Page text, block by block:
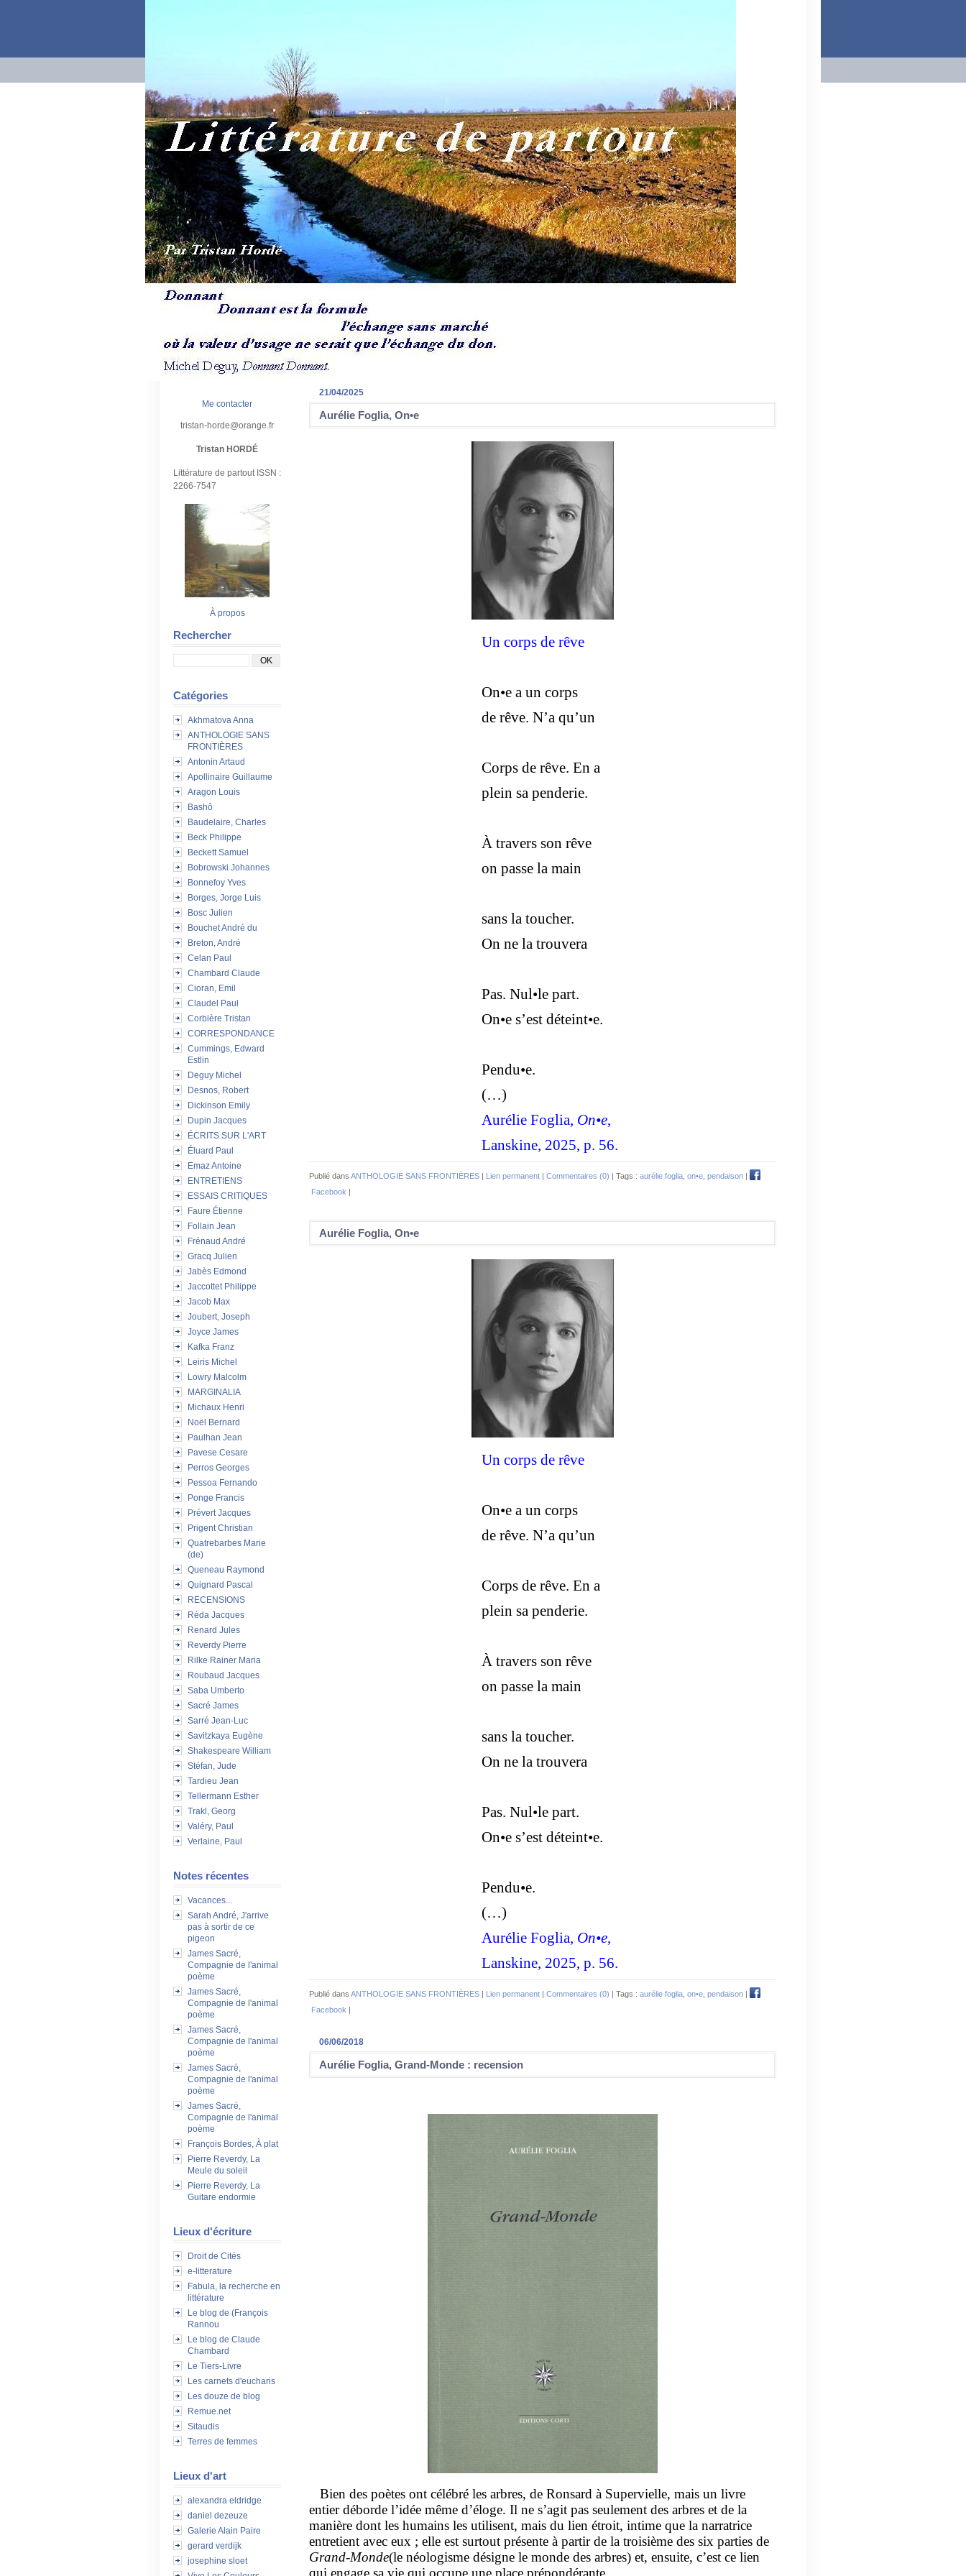
Me contacter
tristan-horde@orange.fr
Tristan HORDÉ
Littérature de partout ISSN :
2266-7547
À propos
Rechercher
Catégories
Akhmatova Anna
ANTHOLOGIE SANS
FRONTIÈRES
Antonin Artaud
Apollinaire Guillaume
Aragon Louis
Bashô
Baudelaire, Charles
Beck Philippe
Beckett Samuel
Bobrowski Johannes
Bonnefoy Yves
Borges, Jorge Luis
Bosc Julien
Bouchet André du
Breton, André
Celan Paul
Chambard Claude
Cioran, Emil
Claudel Paul
Corbière Tristan
CORRESPONDANCE
Cummings, Edward
Estlin
Deguy Michel
Desnos, Robert
Dickinson Emily
Dupin Jacques
ÉCRITS SUR L'ART
Éluard Paul
Emaz Antoine
ENTRETIENS
ESSAIS CRITIQUES
Faure Étienne
Follain Jean
Frénaud André
Gracq Julien
Jabès Edmond
Jaccottet Philippe
Jacob Max
Joubert, Joseph
Joyce James
Kafka Franz
Leiris Michel
Lowry Malcolm
MARGINALIA
Michaux Henri
Noël Bernard
Paulhan Jean
Pavese Cesare
Perros Georges
Pessoa Fernando
Ponge Francis
Prévert Jacques
Prigent Christian
Quatrebarbes Marie
(de)
Queneau Raymond
Quignard Pascal
RECENSIONS
Réda Jacques
Renard Jules
Reverdy Pierre
Rilke Rainer Maria
Roubaud Jacques
Saba Umberto
Sacré James
Sarré Jean-Luc
Savitzkaya Eugène
Shakespeare William
Stéfan, Jude
Tardieu Jean
Tellermann Esther
Trakl, Georg
Valéry, Paul
Verlaine, Paul
Notes récentes
Vacances...
Sarah André, J'arrive
pas à sortir de ce
pigeon
James Sacré,
Compagnie de l'animal
poème
James Sacré,
Compagnie de l'animal
poème
James Sacré,
Compagnie de l'animal
poème
James Sacré,
Compagnie de l'animal
poème
James Sacré,
Compagnie de l'animal
poème
François Bordes, À plat
Pierre Reverdy, La
Meule du soleil
Pierre Reverdy, La
Guitare endormie
Lieux d'écriture
Droit de Cités
e-litterature
Fabula, la recherche en
littérature
Le blog de (François
Rannou
Le blog de Claude
Chambard
Le Tiers-Livre
Les carnets d'eucharis
Les douze de blog
Remue.net
Sitaudis
Terres de femmes
Lieux d'art
alexandra eldridge
daniel dezeuze
Galerie Alain Paire
gerard verdijk
josephine sloet
21/04/2025
Aurélie Foglia, On•e
Un corps de rêve
On•e a un corps
de rêve. N’a qu’un
Corps de rêve. En a
plein sa penderie.
À travers son rêve
on passe la main
sans la toucher.
On ne la trouvera
Pas. Nul•le part.
On•e s’est déteint•e.
Pendu•e.
(…)
Aurélie Foglia, On•e,
Lanskine, 2025, p. 56.
Publié dans ANTHOLOGIE SANS FRONTIÈRES | Lien permanent | Commentaires (0) | Tags : aurélie foglia on•e pendaison |
Facebook |
Aurélie Foglia, On•e
Un corps de rêve
On•e a un corps
de rêve. N’a qu’un
Corps de rêve. En a
plein sa penderie.
À travers son rêve
on passe la main
sans la toucher.
On ne la trouvera
Pas. Nul•le part.
On•e s’est déteint•e.
Pendu•e.
(…)
Aurélie Foglia, On•e,
Lanskine, 2025, p. 56.
Publié dans ANTHOLOGIE SANS FRONTIÈRES | Lien permanent | Commentaires (0) | Tags : aurélie foglia on•e pendaison |
Facebook |
06/06/2018
Aurélie Foglia, Grand-Monde : recension
Bien des poètes ont célébré les arbres, de Ronsard à Supervielle, mais un livre
entier déborde l’idée même d’éloge. Il ne s’agit pas seulement des arbres et de la
manière dont les humains les utilisent, mais du lien étroit, intime que la narratrice
entretient avec eux ; elle est surtout présente à partir de la troisième des six parties de
Grand-Monde(le néologisme désigne le monde des arbres) et, ensuite, c’est ce lien